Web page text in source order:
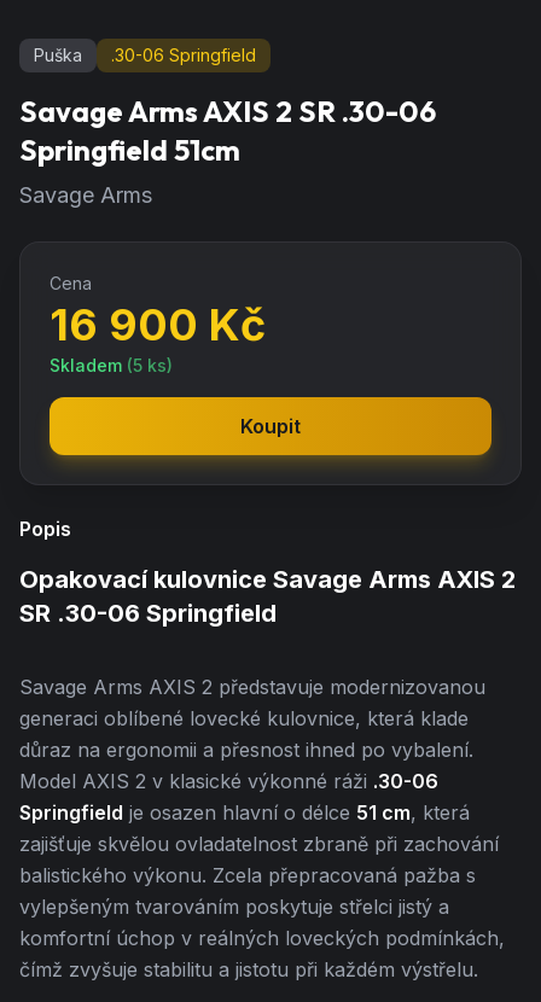
Puška .30-06 Springfield
Savage Arms AXIS 2 SR .30-06
Springfield 51cm
Savage Arms
Cena
16 900 Kč
Skladem (5 ks)
Koupit
Popis
Opakovací kulovnice Savage Arms AXIS 2
SR .30-06 Springfield
Savage Arms AXIS 2 představuje modernizovanou
generaci oblíbené lovecké kulovnice, která klade
důraz na ergonomii a přesnost ihned po vybalení.
Model AXIS 2 v klasické výkonné ráži .30-06
Springfield je osazen hlavní o délce 51 cm, která
zajišťuje skvělou ovladatelnost zbraně při zachování
balistického výkonu. Zcela přepracovaná pažba s
vylepšeným tvarováním poskytuje střelci jistý a
komfortní úchop v reálných loveckých podmínkách,
čímž zvyšuje stabilitu a jistotu při každém výstřelu.